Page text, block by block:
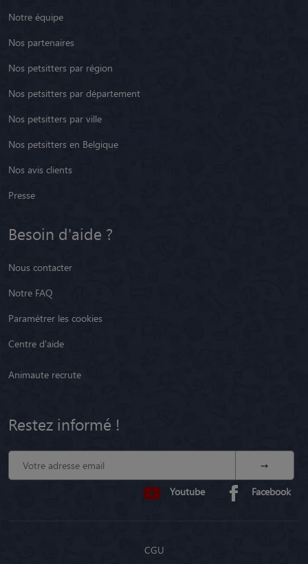
Notre équipe
Nos partenaires
Nos petsitters par région
Nos petsitters par département
Nos petsitters par ville
Nos petsitters en Belgique
Nos avis clients
Presse
Besoin d'aide ?
Nous contacter
Notre FAQ
Paramétrer les cookies
Centre d'aide
Animaute recrute
Restez informé !
Youtube Facebook
CGU